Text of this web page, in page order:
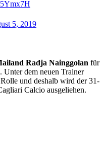
5, 2019
Radja Nainggolan für
dem neuen Trainer
und deshalb wird der 31-
Calcio ausgeliehen.